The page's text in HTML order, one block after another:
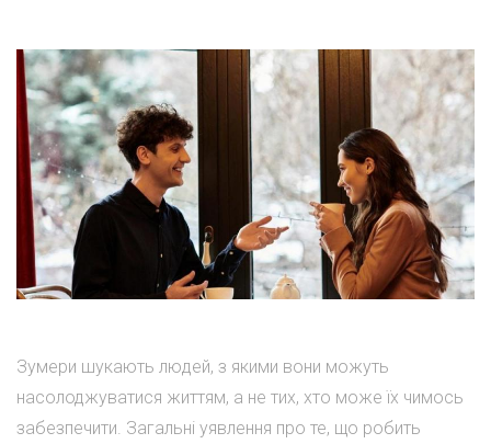
Зумери шукають людей, з якими вони можуть
насолоджуватися життям, а не тих, хто може їх чимось
забезпечити. Загальні уявлення про те, що робить